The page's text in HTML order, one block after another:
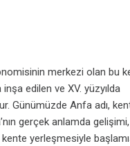
merkezi olan bu
inşa edilen ve XV. yüzyılda
Günümüzde Anfa adı,
gerçek anlamda
kente yerleşmesiyle